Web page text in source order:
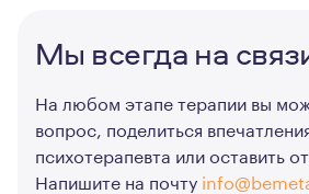
Мы всегда на
На любом этапе терапии вы
вопрос, поделиться
психотерапевта или оставить
Напишите на почту